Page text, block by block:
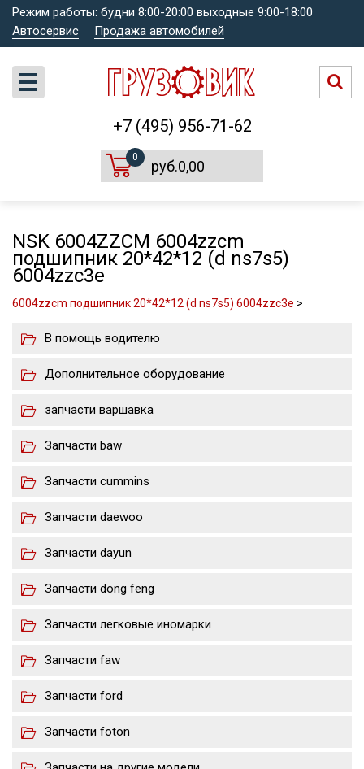
Режим работы: будни 8:00-20:00 выходные 9:00-18:00
Автосервис
Продажа автомобилей
+7 (495) 956-71-62
0
руб.0,00
NSK 6004ZZCM 6004zzcm
подшипник 20*42*12 (d ns7s5)
6004zzc3e
6004zzcm подшипник 20*42*12 (d ns7s5) 6004zzc3e >
В помощь водителю
Дополнительное оборудование
запчасти варшавка
Запчасти baw
Запчасти cummins
Запчасти daewoo
Запчасти dayun
Запчасти dong feng
Запчасти легковые иномарки
Запчасти faw
Запчасти ford
Запчасти foton